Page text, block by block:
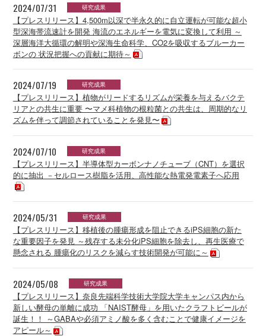
2024/07/31 研究成果
【プレスリリース】4,500m以深で半永久的に自立運転が可能な超小
型深海帯流速計を開発 海流のエネルギーを電気に変換して利用 ～
深層海洋大循環の解明や深海生命科学、CO2を吸収するブルーカー
ボンの 状況把握への貢献に期待～
2024/07/19 研究成果
【プレスリリース】植物がリードするリズムが栄養を与えるバクテ
リアとの共生に重要 〜マメ科植物の根粒菌との共生は、周期的なリ
ズムを伴って調節されていることを発見〜
2024/07/10 研究成果
【プレスリリース】半導体型カーボンナノチューブ（CNT）を選択
的に抽出 －セルロース樹脂を活用、高性能な熱電発電素子へ応用
2024/05/31 研究成果
【プレスリリース】移植後の腫瘍形成を阻止できるiPS細胞の新た
な重要因子を発見 ～残存する未分化iPS細胞を除去し、再生医療で
懸念される 腫瘍化のリスクを減らす技術開発が可能に～
2024/05/08 研究成果
【プレスリリース】奈良先端科学技術大学院大学キャンパス内から
新しい酵母の単離に成功 「NAIST酵母」を用いたクラフトビールが
誕生！！ ～GABAや必須アミノ酸を多く含むことで健康イメージを
アピール～